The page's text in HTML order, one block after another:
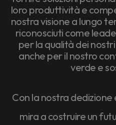
loro produttività e
nostra visione a lungo
riconosciuti come
per la qualità dei
anche per il nostro
verde e
Con la nostra dedizione
mira a costruire un